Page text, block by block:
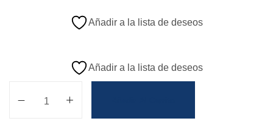
Añadir a la lista de deseos
Añadir a la lista de deseos